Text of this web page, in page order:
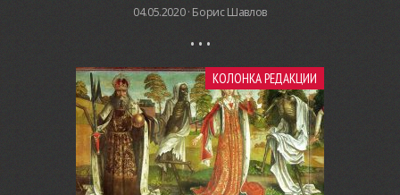
04.05.2020 · Борис Шавлов
КОЛОНКА РЕДАКЦИИ